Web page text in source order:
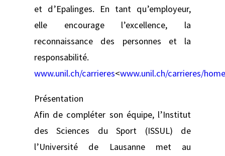
et d’Epalinges. En tant qu’employeur,
elle encourage l’excellence, la
reconnaissance des personnes et la
responsabilité.
www.unil.ch/carrieres<www.unil.ch/carrieres/
Présentation
Afin de compléter son équipe, l’Institut
des Sciences du Sport (ISSUL) de
l’Université de Lausanne met au